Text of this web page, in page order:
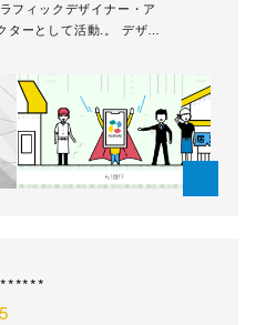
フィックデザイナー・ア
ターとして活動.。 デザイ
在フリーで活動中。 グラ
イン（紙媒体、動画）、
レーション、動画編集、
シナリオ絵コンテを主な活
す。 高級感あるシンプル
5